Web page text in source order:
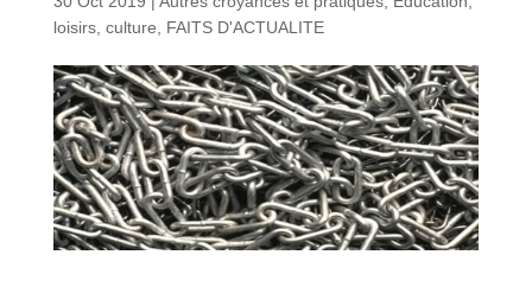
loisirs, culture
FAITS D'ACTUALITE